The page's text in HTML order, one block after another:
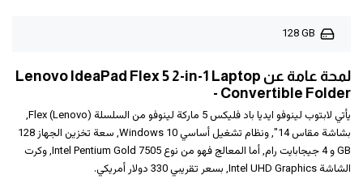
128 GB
لمحة عامة عن Lenovo IdeaPad Flex 5 2-in-1 Laptop
- Convertible Folder
يأتي لابتوب ‎‎لينوفو‎‎ ‎‎ايديا باد فليكس 5‎‎ ماركة لينوفو من السلسلة (Lenovo) Flex,
بشاشة مقاس 14", ونظام تشغيل أساسي Windows 10, سعة تخزين الجهاز 128
GB و 4 جيجابايت رام, أما المعالج فهو من نوع Intel Pentium Gold 7505, وكرت
الشاشة Intel UHD Graphics, بسعر تقريبي 330 دولار أمريكي.